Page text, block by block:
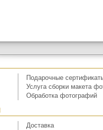
Подарочные
Услуга сборки макета
Обработка фотографий
Доставка